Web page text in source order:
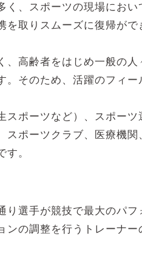
く、スポーツの現場におい
を取りスムーズに復帰がで
、高齢者をはじめ一般の人
。そのため、活躍のフィー
スポーツなど）、スポーツ
スポーツクラブ、医療機関
。
り選手が競技で最大のパフ
ンの調整を行うトレーナー